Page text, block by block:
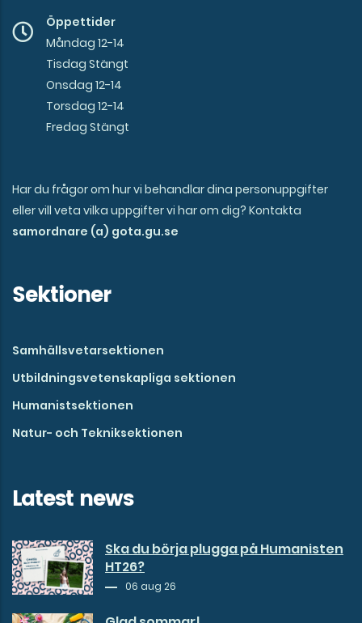
Öppettider
Måndag 12-14
Tisdag Stängt
Onsdag 12-14
Torsdag 12-14
Fredag Stängt
Har du frågor om hur vi behandlar dina personuppgifter
eller vill veta vilka uppgifter vi har om dig? Kontakta
samordnare (a) gota.gu.se
Sektioner
Samhällsvetarsektionen
Utbildningsvetenskapliga sektionen
Humanistsektionen
Natur- och Tekniksektionen
Latest news
Ska du börja plugga på Humanisten
HT26?
06 aug 26